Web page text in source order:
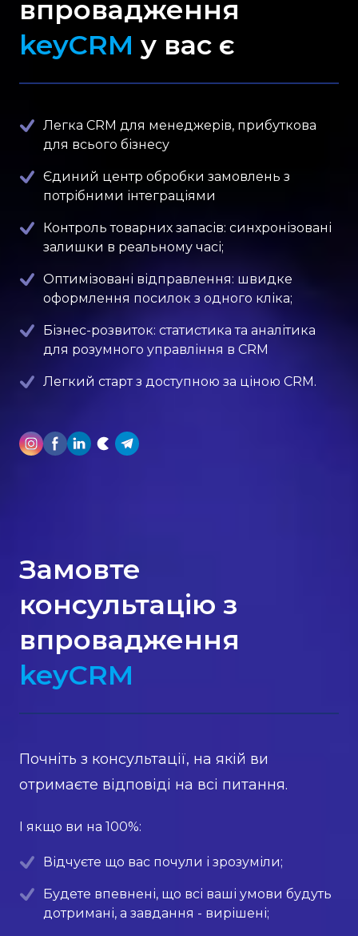
впровадження
keyCRM у вас є
Легка CRM для менеджерів, прибуткова
для всього бізнесу
Єдиний центр обробки замовлень з
потрібними інтеграціями
Контроль товарних запасів: синхронізовані
залишки в реальному часі;
Оптимізовані відправлення: швидке
оформлення посилок з одного кліка;
Бізнес-розвиток: статистика та аналітика
для розумного управління в CRM
Легкий старт з доступною за ціною CRM.
Замовте
консультацію з
впровадження
keyCRM
Почніть з консультації, на якій ви
отримаєте відповіді на всі питання.
І якщо ви на 100%:
Відчуєте що вас почули і зрозуміли;
Будете впевнені, що всі ваші умови будуть
дотримані, а завдання - вирішені;